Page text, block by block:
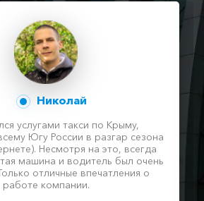
Николай
услугами такси по Крыму,
Югу России в разгар сезона
Несмотря на это, всегда
машина и водитель был очень
отличные впечатления о
работе компании.